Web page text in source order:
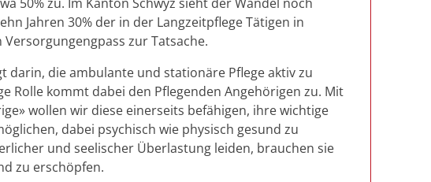
Jahren 30% der in der Langzeitpflege Tätigen in
zur Tatsache.
darin, die ambulante und stationäre Pflege aktiv zu
Rolle kommt dabei den Pflegenden Angehörigen zu. Mit
wollen wir diese einerseits befähigen, ihre wichtige
dabei psychisch wie physisch gesund zu
und seelischer Überlastung leiden, brauchen sie
zu erschöpfen.